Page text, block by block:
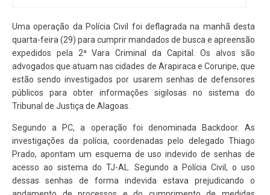
Uma operação da Polícia Civil foi deflagrada na manhã desta
quarta-feira (29) para cumprir mandados de busca e apreensão
expedidos pela 2ª Vara Criminal da Capital. Os alvos são
advogados que atuam nas cidades de Arapiraca e Coruripe, que
estão sendo investigados por usarem senhas de defensores
públicos para obter informações sigilosas no sistema do
Tribunal de Justiça de Alagoas.
Segundo a PC, a operação foi denominada Backdoor. As
investigações da polícia, coordenadas pelo delegado Thiago
Prado, apontam um esquema de uso indevido de senhas de
acesso ao sistema do TJ-AL. Segundo a Polícia Civil, o uso
dessas senhas de forma indevida estava prejudicando o